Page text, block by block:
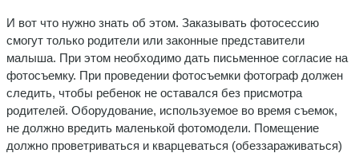
И вот что нужно знать об этом. Заказывать фотосессию
смогут только родители или законные представители
малыша. При этом необходимо дать письменное согласие на
фотосъемку. При проведении фотосъемки фотограф должен
следить, чтобы ребенок не оставался без присмотра
родителей. Оборудование, используемое во время съемок,
не должно вредить маленькой фотомодели. Помещение
должно проветриваться и кварцеваться (обеззараживаться)